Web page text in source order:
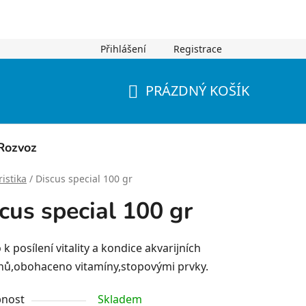
Přihlášení Registrace
PRÁZDNÝ KOŠÍK
/ Discus special 100 gr
special 100 gr
k posílení vitality a kondice akvarijních
vitamíny,stopovými prvky.
Skladem